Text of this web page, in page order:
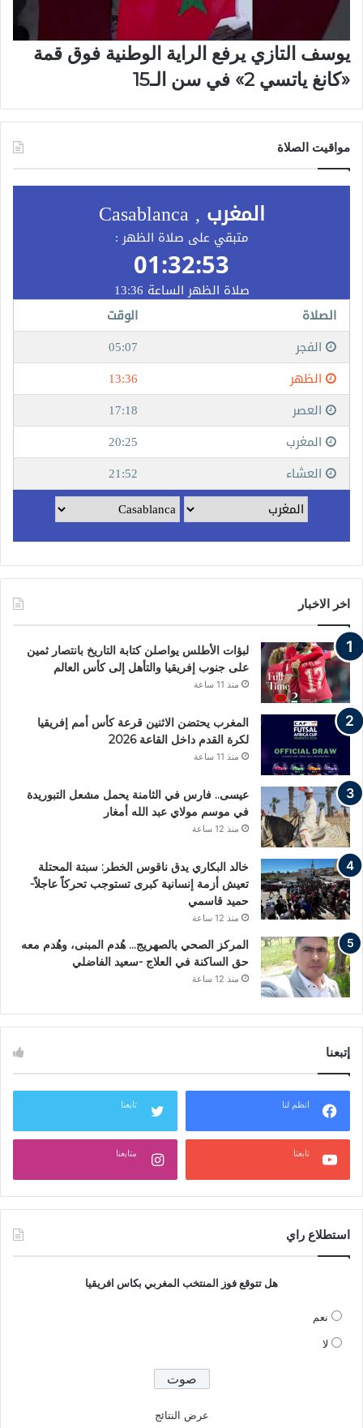
يوسف التازي يرفع الراية الوطنية فوق قمة
«كانغ ياتسي 2» في سن الـ15
مواقيت الصلاة
اخر الاخبار
لبؤات الأطلس يواصلن كتابة التاريخ بانتصار ثمين
على جنوب إفريقيا والتأهل إلى كأس العالم
منذ 11 ساعة
المغرب يحتضن الاثنين قرعة كأس أمم إفريقيا
لكرة القدم داخل القاعة 2026
منذ 11 ساعة
عيسى.. فارس في الثامنة يحمل مشعل التبوريدة
في موسم مولاي عبد الله أمغار
منذ 12 ساعة
خالد البكاري يدق ناقوس الخطر: سبتة المحتلة
تعيش أزمة إنسانية كبرى تستوجب تحركاً عاجلاً-
حميد قاسمي
منذ 12 ساعة
المركز الصحي بالصهريج… هُدم المبنى، وهُدم معه
حق الساكنة في العلاج -سعيد الفاضلي
منذ 12 ساعة
إتبعنا
انظم لنا تابعنا
تابعنا متابعنا
استطلاع راي
هل تتوقع فوز المنتخب المغربي بكاس افريقيا
نعم
لا
عرض النتائج